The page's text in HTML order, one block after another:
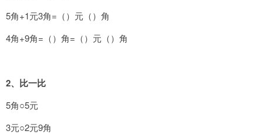
5角+1元3角=（）元（）角
4角+9角=（）角=（）元（）角
2、比一比
5角○5元
3元○2元9角